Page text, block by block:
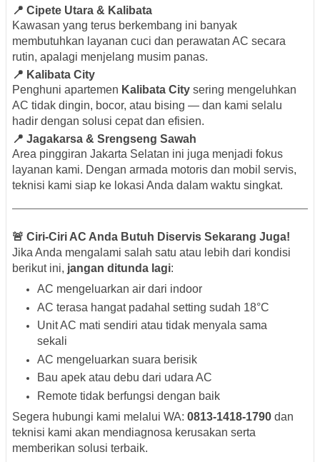
📍 Cipete Utara & Kalibata
Kawasan yang terus berkembang ini banyak
membutuhkan layanan cuci dan perawatan AC secara
rutin, apalagi menjelang musim panas.
📍 Kalibata City
Penghuni apartemen Kalibata City sering mengeluhkan
AC tidak dingin, bocor, atau bising — dan kami selalu
hadir dengan solusi cepat dan efisien.
📍 Jagakarsa & Srengseng Sawah
Area pinggiran Jakarta Selatan ini juga menjadi fokus
layanan kami. Dengan armada motoris dan mobil servis,
teknisi kami siap ke lokasi Anda dalam waktu singkat.
🚨 Ciri-Ciri AC Anda Butuh Diservis Sekarang Juga!
Jika Anda mengalami salah satu atau lebih dari kondisi
berikut ini, jangan ditunda lagi:
AC mengeluarkan air dari indoor
AC terasa hangat padahal setting sudah 18°C
Unit AC mati sendiri atau tidak menyala sama
sekali
AC mengeluarkan suara berisik
Bau apek atau debu dari udara AC
Remote tidak berfungsi dengan baik
Segera hubungi kami melalui WA: 0813-1418-1790 dan
teknisi kami akan mendiagnosa kerusakan serta
memberikan solusi terbaik.